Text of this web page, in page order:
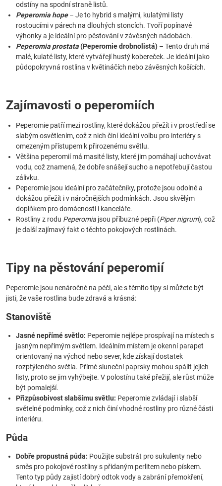
odstíny na spodní straně listů.
Peperomia hope– Je to hybrid s malými, kulatými listy
rostoucími v párech na dlouhých stoncích. Tvoří popínavé
výhonky a je ideální pro pěstování v závěsných nádobách.
Peperomia prostata(Peperomie drobnolistá) – Tento druh má
malé, kulaté listy, které vytvářejí hustý kobereček. Je ideální jako
půdopokryvná rostlina v květináčích nebo závěsných košících.
Zajímavosti o peperomiích
Peperomie patří mezi rostliny, které dokážou přežít i v prostředí se
slabým osvětlením, což z nich činí ideální volbu pro interiéry s
omezeným přístupem k přirozenému světlu.
Většina peperomií má masité listy, které jim pomáhají uchovávat
vodu, což znamená, že dobře snášejí sucho a nepotřebují častou
zálivku.
Peperomie jsou ideální pro začátečníky, protože jsou odolné a
dokážou přežít i v náročnějších podmínkách. Jsou skvělým
doplňkem pro domácnosti i kanceláře.
Rostliny z rodu Peperomia jsou příbuzné pepři (Piper nigrum), což
je další zajímavý fakt o těchto pokojových rostlinách.
Tipy na pěstování peperomií
Peperomie jsou nenáročné na péči, ale s těmito tipy si můžete být
jisti, že vaše rostlina bude zdravá a krásná:
Stanoviště
Jasné nepřímé světlo: Peperomie nejlépe prospívají na místech s
jasným nepřímým světlem. Ideálním místem je okenní parapet
orientovaný na východ nebo sever, kde získají dostatek
rozptýleného světla. Přímé sluneční paprsky mohou spálit jejich
listy, proto se jim vyhýbejte. V polostínu také přežijí, ale růst může
být pomalejší.
Přizpůsobivost slabšímu světlu: Peperomie zvládají i slabší
světelné podmínky, což z nich činí vhodné rostliny pro různé části
interiéru.
Půda
Dobře propustná půda: Použijte substrát pro sukulenty nebo
směs pro pokojové rostliny s přidaným perlitem nebo pískem.
Tento typ půdy zajistí dobrý odtok vody a zabrání přemokření,